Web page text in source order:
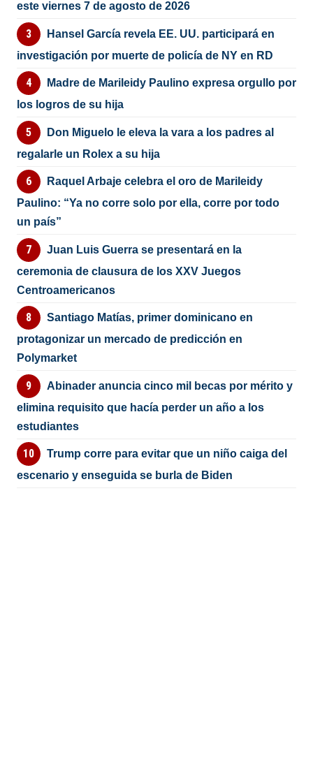
este viernes 7 de agosto de 2026
Hansel García revela EE. UU. participará en
investigación por muerte de policía de NY en RD
Madre de Marileidy Paulino expresa orgullo por
los logros de su hija
Don Miguelo le eleva la vara a los padres al
regalarle un Rolex a su hija
Raquel Arbaje celebra el oro de Marileidy
Paulino: “Ya no corre solo por ella, corre por todo
un país”
Juan Luis Guerra se presentará en la
ceremonia de clausura de los XXV Juegos
Centroamericanos
Santiago Matías, primer dominicano en
protagonizar un mercado de predicción en
Polymarket
Abinader anuncia cinco mil becas por mérito y
elimina requisito que hacía perder un año a los
estudiantes
Trump corre para evitar que un niño caiga del
escenario y enseguida se burla de Biden